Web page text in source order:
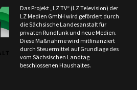
Das Projekt „LZ TV“ (LZ Television) der
LZ Medien GmbH wird gefördert durch
die Sächsische Landesanstalt für
privaten Rundfunk und neue Medien.
Diese Maßnahme wird mitfinanziert
durch Steuermittel auf Grundlage des
vom Sächsischen Landtag
beschlossenen Haushaltes.